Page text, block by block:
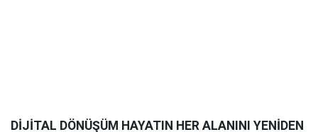
DİJİTAL DÖNÜŞÜM HAYATIN HER ALANINI YENİDEN